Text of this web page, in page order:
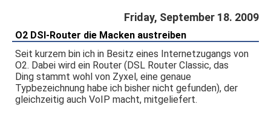
Friday, September 18. 2009
O2 DSl-Router die Macken austreiben
Seit kurzem bin ich in Besitz eines Internetzugangs von
O2. Dabei wird ein Router (DSL Router Classic, das
Ding stammt wohl von Zyxel, eine genaue
Typbezeichnung habe ich bisher nicht gefunden), der
gleichzeitig auch VoIP macht, mitgeliefert.